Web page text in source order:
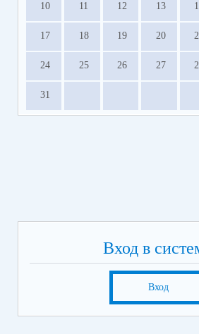
10 11 12 13
17 18 19 20
24 25 26 27
31
Вход в
Вход